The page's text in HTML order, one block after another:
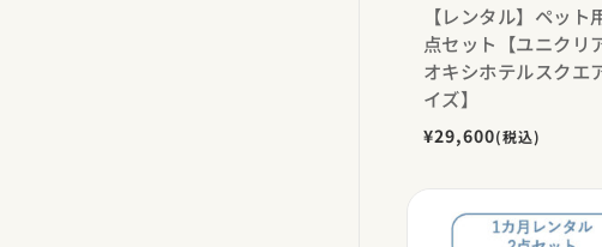
【レンタル】ペット
点セット【ユニクリ
オキシホテルスクエ
イズ】
¥29,600(税込)